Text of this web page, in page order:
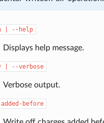
--help
Displays help message.
--verbose
Verbose output.
before